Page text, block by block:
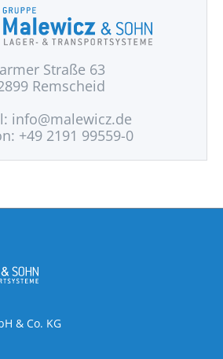
Straße 63
Remscheid
info@malewicz.de
+49 2191 99559-0
& Co. KG